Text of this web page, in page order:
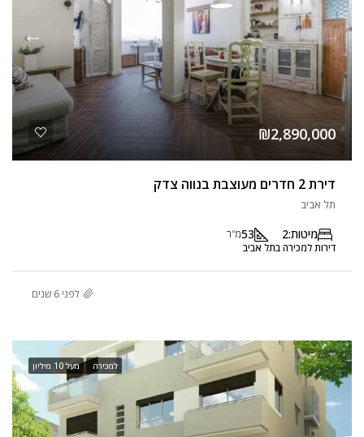
₪2,890,000
דירת 2 חדרים מעוצבת בנווה צדק
תל אביב
מיטות:2
53מ"ר
דירות למכירה בתל אביב
לפני 6 שנים
למכירה מעל 10 מיליון